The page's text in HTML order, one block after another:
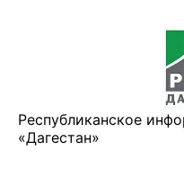
Республиканское
«Дагестан»